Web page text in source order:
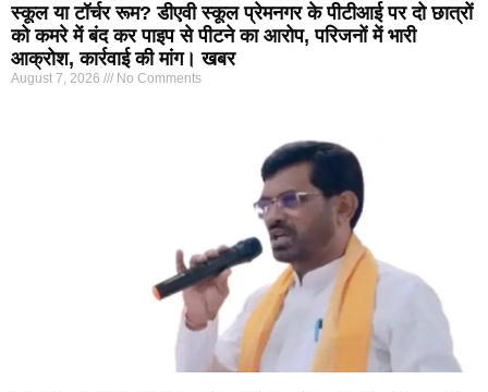
स्कूल या टॉर्चर रूम? डीएवी स्कूल प्रेमनगर के पीटीआई पर दो छात्रों
को कमरे में बंद कर पाइप से पीटने का आरोप, परिजनों में भारी
आक्रोश, कार्रवाई की मांग। खबर
August 7, 2026 No Comments